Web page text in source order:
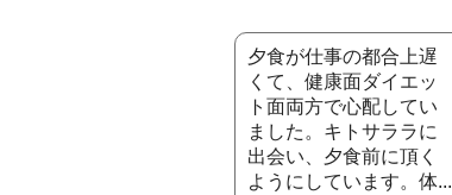
夕食が仕事の都合上遅
くて、健康面ダイエッ
ト面両方で心配してい
ました。キトサララに
出会い、夕食前に頂く
ようにしています。体...